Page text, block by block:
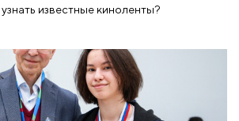
известные киноленты?